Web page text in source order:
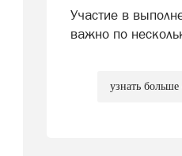
Участие в
важно по
узнать